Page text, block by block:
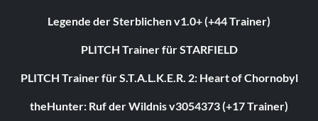
Legende der Sterblichen v1.0+ (+44 Trainer)
PLITCH Trainer für STARFIELD
PLITCH Trainer für S.T.A.L.K.E.R. 2: Heart of Chornobyl
theHunter: Ruf der Wildnis v3054373 (+17 Trainer)